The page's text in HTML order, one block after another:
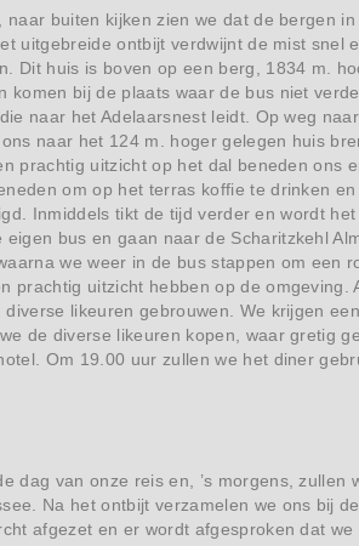
naar buiten kijken zien we dat de bergen
uitgebreide ontbijt verdwijnt de mist
Dit huis is boven op een berg, 1834 m.
komen bij de plaats waar de bus niet
naar het Adelaarsnest leidt. Op weg
naar het 124 m. hoger gelegen huis
prachtig uitzicht op het dal beneden ons
om op het terras koffie te drinken
Inmiddels tikt de tijd verder en wordt
bus en gaan naar de Scharitzkehl
we weer in de bus stappen om een
prachtig uitzicht hebben op de
likeuren gebrouwen. We krijgen
de diverse likeuren kopen, waar gretig
Om 19.00 uur zullen we het diner
dag van onze reis en, ’s morgens,
Na het ontbijt verzamelen we ons bij
afgezet en er wordt afgesproken dat